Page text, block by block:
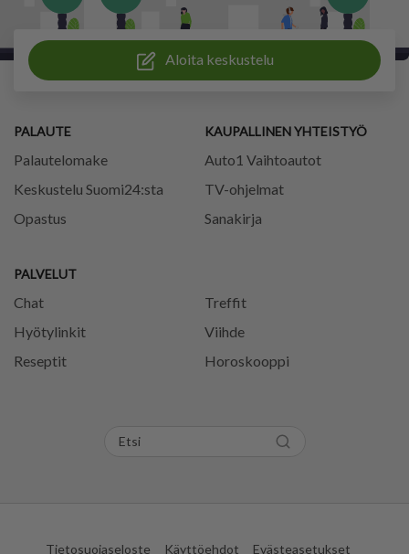
Aloita keskustelu
PALAUTE
Palautelomake
Keskustelu Suomi24:sta
Opastus
PALVELUT
Chat
Treffit
Hyötylinkit
Viihde
Reseptit
Horoskooppi
KAUPALLINEN YHTEISTYÖ
Auto1 Vaihtoautot
TV-ohjelmat
Sanakirja
Tietosuojaseloste Käyttöehdot Evästeasetukset